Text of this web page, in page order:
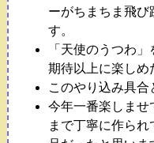
ーがちまちま飛
す。
「天使のうつわ
期待以上に楽しめ
このやり込み具合
今年一番楽しませ
まで丁寧に作ら